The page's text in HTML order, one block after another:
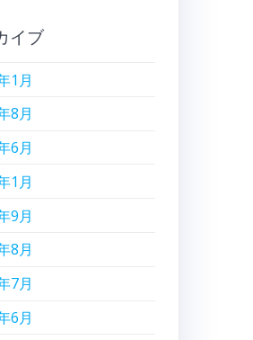
イブ
1月
8月
6月
1月
9月
8月
7月
6月